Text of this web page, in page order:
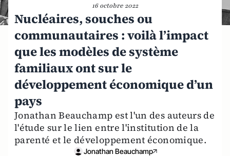
16 octobre 2022
Nucléaires, souches ou
communautaires : voilà l’impact
que les modèles de système
familiaux ont sur le
développement économique d’un
pays
Jonathan Beauchamp est l'un des auteurs de
l'étude sur le lien entre l'institution de la
parenté et le développement économique.
Jonathan Beauchamp